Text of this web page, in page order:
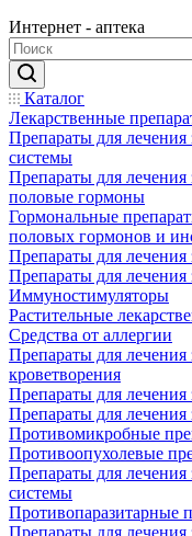
Интернет - аптека
Каталог
Лекарственные
Препараты для лечения
системы
Препараты для
половые гормоны
Гормональные
половых гормонов и
Препараты для
Препараты для
Иммуностимуляторы
Растительные
Средства от аллергии
Препараты для
кроветворения
Препараты для
Препараты для лечения
Противомикробные
Противоопухолевые
Препараты для
системы
Противопаразитарные
Препараты для лечения